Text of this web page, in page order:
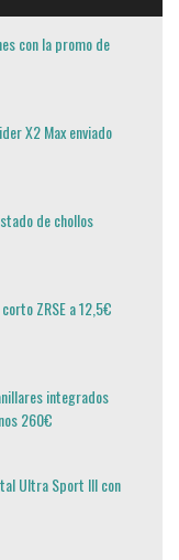
con la promo de
X2 Max enviado
de chollos
ZRSE a 12,5€
integrados
260€
Ultra Sport III con